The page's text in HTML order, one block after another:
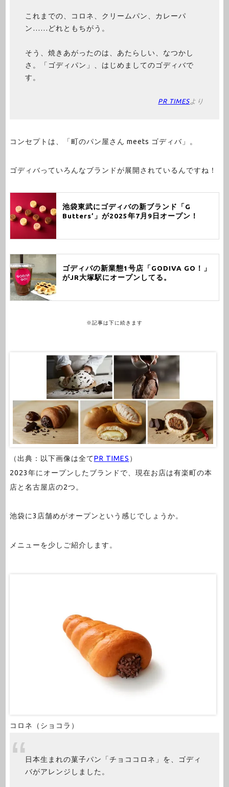
これまでの、コロネ、クリームパン、カレーパ
ン……どれともちがう。
そう、焼きあがったのは、あたらしい、なつかし
さ。「ゴディパン」、はじめましてのゴディバで
す。
PR TIMESより
コンセプトは、「町のパン屋さん meets ゴディバ」。
ゴディバっていろんなブランドが展開されているんですね！
池袋東武にゴディバの新ブランド「G
Butters’」が2025年7月9日オープン！
ゴディバの新業態1号店「GODIVA GO！」
がJR大塚駅にオープンしてる。
※記事は下に続きます
（出典：以下画像は全てPR TIMES ）
2023年にオープンしたブランドで、現在お店は有楽町の本
店と名古屋店の2つ。
池袋に3店舗めがオープンという感じでしょうか。
メニューを少しご紹介します。
コロネ（ショコラ）
日本生まれの菓子パン「チョココロネ」を、ゴディ
バがアレンジしました。